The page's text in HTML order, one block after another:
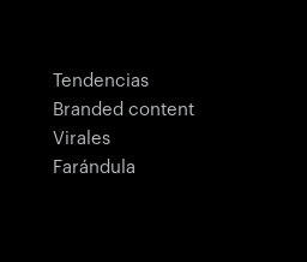
Tendencias
Branded content
Virales
Farándula